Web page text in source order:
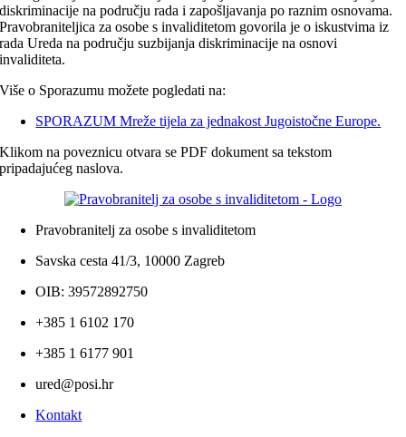
diskriminacije na području rada i zapošljavanja po raznim osnovama.
Pravobraniteljica za osobe s invaliditetom govorila je o iskustvima iz
rada Ureda na području suzbijanja diskriminacije na osnovi
invaliditeta.
Više o Sporazumu možete pogledati na:
SPORAZUM Mreže tijela za jednakost Jugoistočne Europe.
Klikom na poveznicu otvara se PDF dokument sa tekstom
pripadajućeg naslova.
Pravobranitelj za osobe s invaliditetom
Savska cesta 41/3, 10000 Zagreb
OIB: 39572892750
+385 1 6102 170
+385 1 6177 901
ured@posi.hr
Kontakt